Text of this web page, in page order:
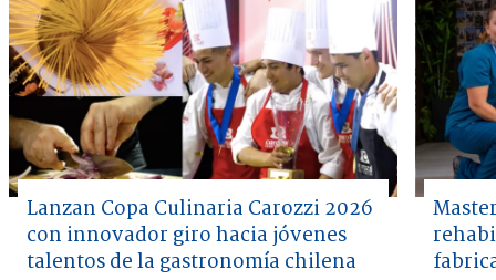
Lanzan Copa Culinaria Carozzi 2026
con innovador giro hacia jóvenes
talentos de la gastronomía chilena